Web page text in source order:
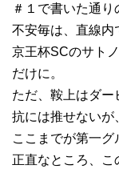
＃１で書いた通り
不安毎は、直線内
京王杯SCのサト
だけに。
ただ、鞍上はダ
抗には推せないが
ここまでが第一グ
正直なところ、こ